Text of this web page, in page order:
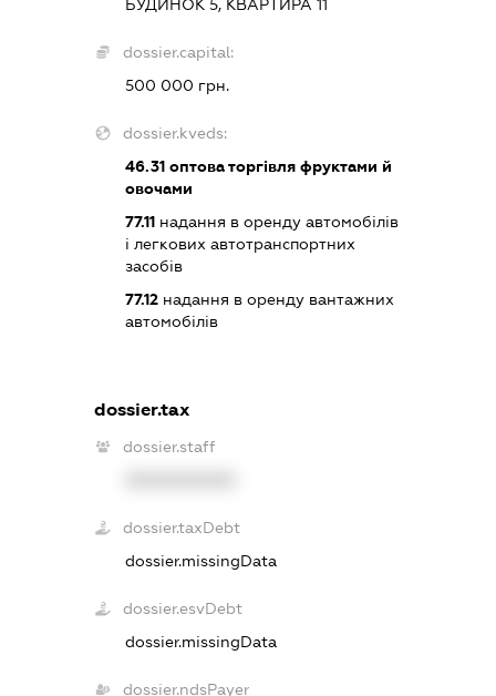
БУДИНОК 5, КВАРТИРА 11
dossier.capital:
500 000 грн.
dossier.kveds:
46.31оптова торгівля фруктами й
овочами
77.11надання в оренду автомобілів
і легкових автотранспортних
засобів
77.12надання в оренду вантажних
автомобілів
dossier.tax
dossier.staff
dossier.taxDebt
dossier.missingData
dossier.esvDebt
dossier.missingData
dossier.ndsPayer